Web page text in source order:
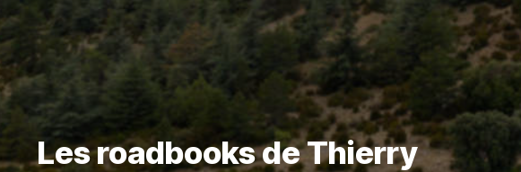
Les roadbooks de Thierry